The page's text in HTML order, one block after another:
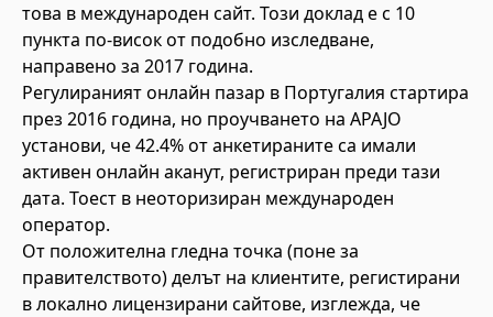
това в международен сайт. Този доклад е с 10
пункта по-висок от подобно изследване,
направено за 2017 година.
Регулираният онлайн пазар в Португалия стартира
през 2016 година, но проучването на APAJO
установи, че 42.4% от анкетираните са имали
активен онлайн аканут, регистриран преди тази
дата. Тоест в неоторизиран международен
оператор.
От положителна гледна точка (поне за
правителството) делът на клиентите, регистирани
в локално лицензирани сайтове, изглежда, че